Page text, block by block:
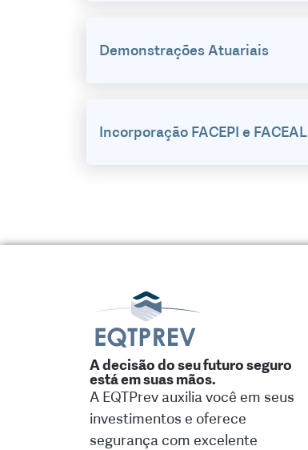
Demonstrações Atuariais
Incorporação FACEPI e FACEAL
A decisão do seu futuro seguro
está em suas mãos.
A EQTPrev auxilia você em seus
investimentos e oferece
segurança com excelente